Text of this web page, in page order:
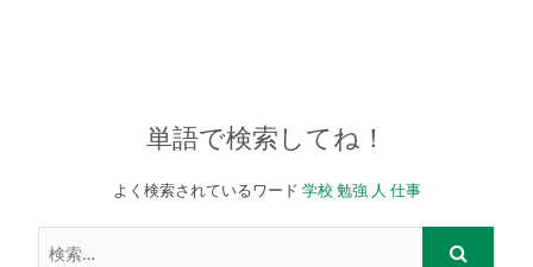
単語で検索してね！
よく検索されているワード 学校 勉強 人 仕事